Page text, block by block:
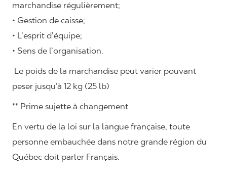
marchandise régulièrement;
• Gestion de caisse;
• L’esprit d’équipe;
• Sens de l’organisation.
Le poids de la marchandise peut varier pouvant
peser jusqu’à 12 kg (25 lb)
** Prime sujette à changement
En vertu de la loi sur la langue française, toute
personne embauchée dans notre grande région du
Québec doit parler Français.